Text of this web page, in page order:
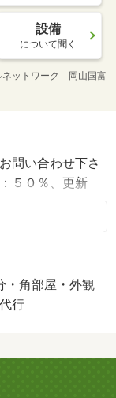
設備
について聞く
ネットワーク 岡山国富
問い合わせ下さ
５０％、更新
／月（税
・維持費等：２
ート募集中！Ｊ
イク置場：な
・角部屋・外観
行